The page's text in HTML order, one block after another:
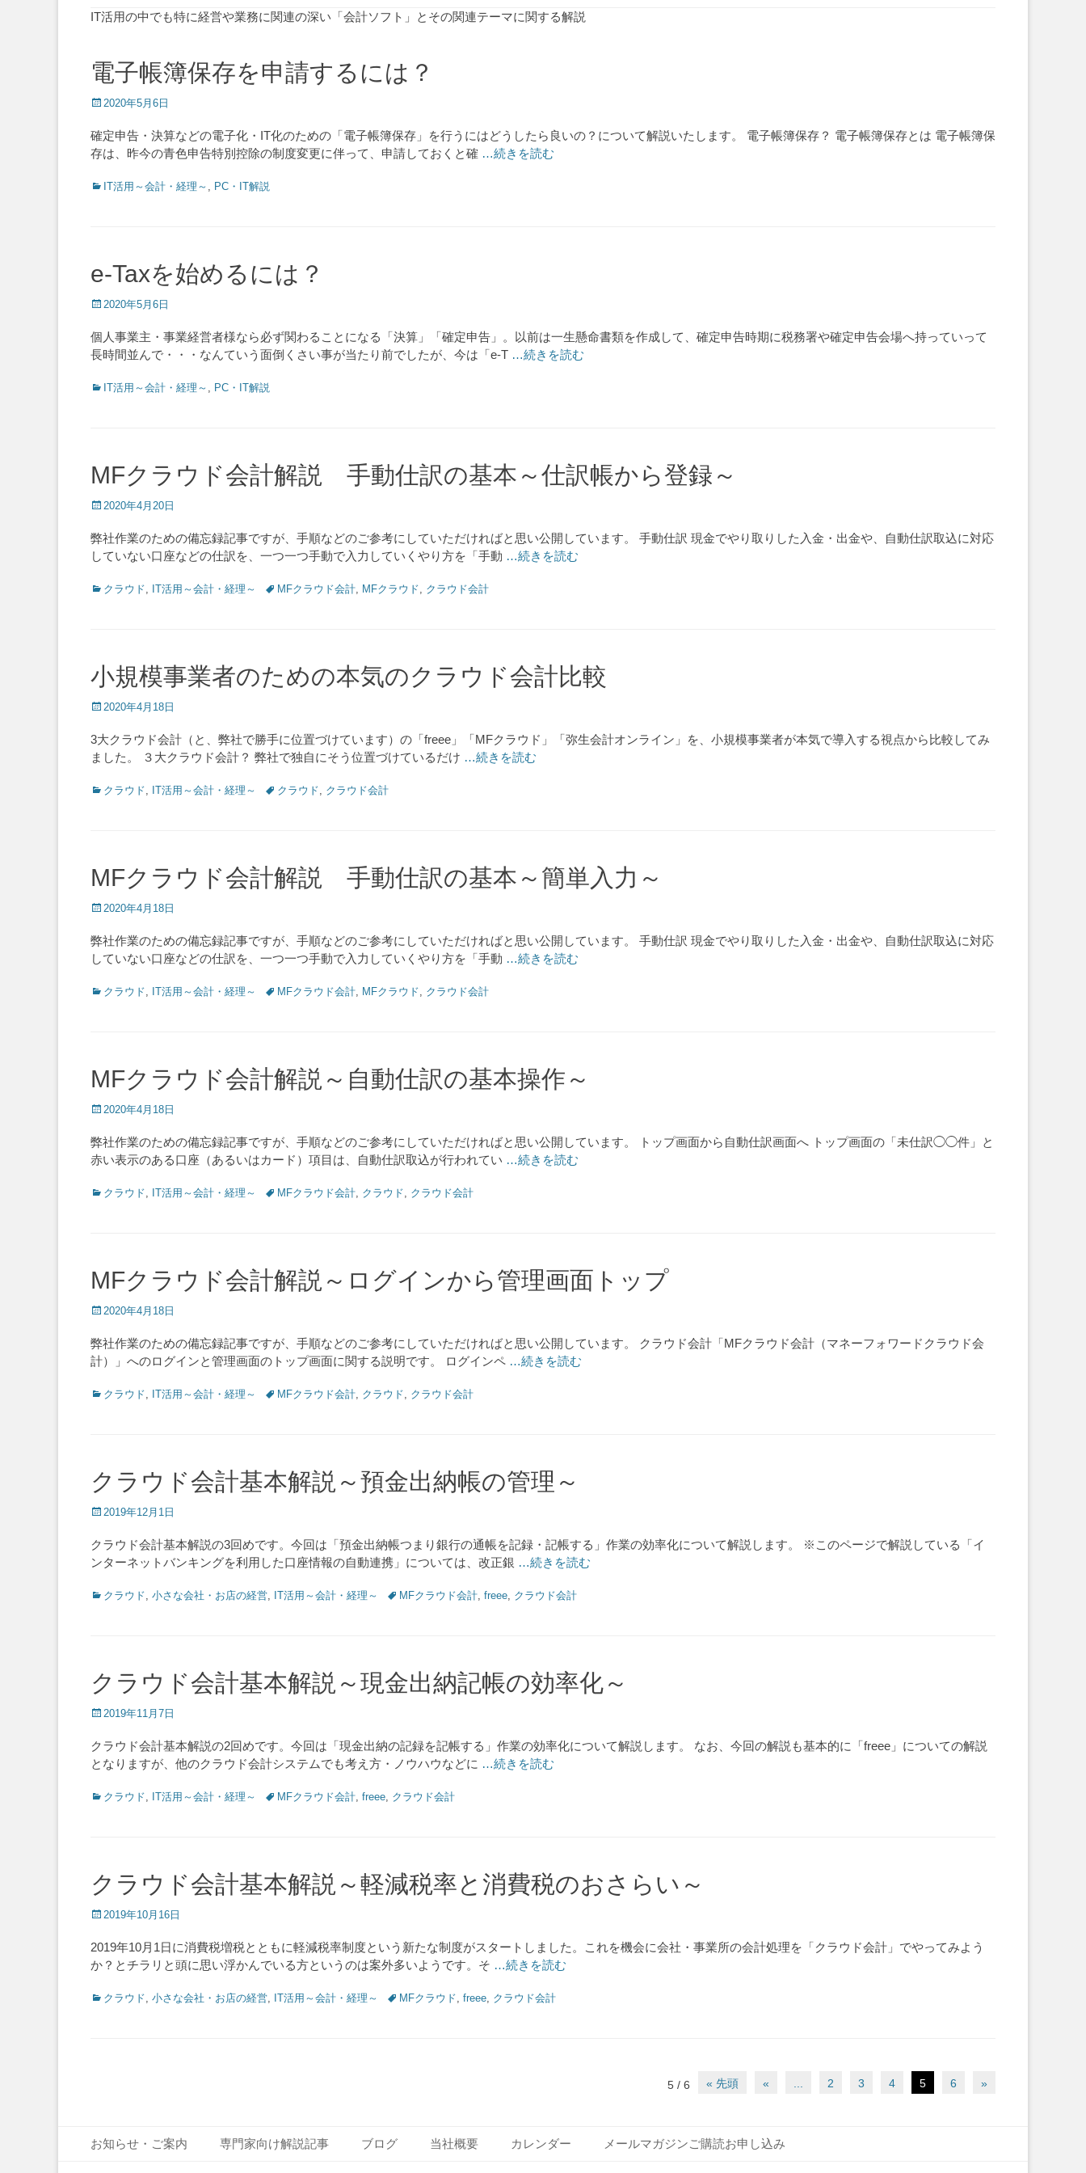
IT活用の中でも特に経営や業務に関連の深い「会計ソフト」とその関連テーマに関する解説
電子帳簿保存を申請するには？
Posted
2020年5月6日
確定申告・決算などの電子化・IT化のための「電子帳簿保存」を行うにはどうしたら良いの？について解説いたします。 電子帳簿保存？ 電子帳簿保存とは 電子帳簿保
存は、昨今の青色申告特別控除の制度変更に伴って、申請しておくと確 …続きを読む
Categories
IT活用～会計・経理～ , PC・IT解説
e-Taxを始めるには？
Posted
2020年5月6日
個人事業主・事業経営者様なら必ず関わることになる「決算」「確定申告」。以前は一生懸命書類を作成して、確定申告時期に税務署や確定申告会場へ持っていって
長時間並んで・・・なんていう面倒くさい事が当たり前でしたが、今は「e-T …続きを読む
Categories
IT活用～会計・経理～ , PC・IT解説
MFクラウド会計解説 手動仕訳の基本～仕訳帳から登録～
Posted
2020年4月20日
弊社作業のための備忘録記事ですが、手順などのご参考にしていただければと思い公開しています。 手動仕訳 現金でやり取りした入金・出金や、自動仕訳取込に対応
していない口座などの仕訳を、一つ一つ手動で入力していくやり方を「手動 …続きを読む
Categories
クラウド, IT活用～会計・経理～ TagsMFクラウド会計, MFクラウド, クラウド会計
小規模事業者のための本気のクラウド会計比較
Posted
2020年4月18日
3大クラウド会計（と、弊社で勝手に位置づけています）の「freee」「MFクラウド」「弥生会計オンライン」を、小規模事業者が本気で導入する視点から比較してみ
ました。 ３大クラウド会計？ 弊社で独自にそう位置づけているだけ …続きを読む
Categories
クラウド, IT活用～会計・経理～ Tagsクラウド, クラウド会計
MFクラウド会計解説 手動仕訳の基本～簡単入力～
Posted
2020年4月18日
弊社作業のための備忘録記事ですが、手順などのご参考にしていただければと思い公開しています。 手動仕訳 現金でやり取りした入金・出金や、自動仕訳取込に対応
していない口座などの仕訳を、一つ一つ手動で入力していくやり方を「手動 …続きを読む
Categories
クラウド, IT活用～会計・経理～ TagsMFクラウド会計, MFクラウド, クラウド会計
MFクラウド会計解説～自動仕訳の基本操作～
Posted
2020年4月18日
弊社作業のための備忘録記事ですが、手順などのご参考にしていただければと思い公開しています。 トップ画面から自動仕訳画面へ トップ画面の「未仕訳◯◯件」と
赤い表示のある口座（あるいはカード）項目は、自動仕訳取込が行われてい …続きを読む
Categories
クラウド, IT活用～会計・経理～ TagsMFクラウド会計, クラウド, クラウド会計
MFクラウド会計解説～ログインから管理画面トップ
Posted
2020年4月18日
弊社作業のための備忘録記事ですが、手順などのご参考にしていただければと思い公開しています。 クラウド会計「MFクラウド会計（マネーフォワードクラウド会
計）」へのログインと管理画面のトップ画面に関する説明です。 ログインペ …続きを読む
Categories
クラウド, IT活用～会計・経理～ TagsMFクラウド会計, クラウド, クラウド会計
クラウド会計基本解説～預金出納帳の管理～
Posted
2019年12月1日
クラウド会計基本解説の3回めです。今回は「預金出納帳つまり銀行の通帳を記録・記帳する」作業の効率化について解説します。 ※このページで解説している「イ
ンターネットバンキングを利用した口座情報の自動連携」については、改正銀 …続きを読む
Categories
クラウド, 小さな会社・お店の経営, IT活用～会計・経理～ TagsMFクラウド会計, freee, クラウド会計
クラウド会計基本解説～現金出納記帳の効率化～
Posted
2019年11月7日
クラウド会計基本解説の2回めです。今回は「現金出納の記録を記帳する」作業の効率化について解説します。 なお、今回の解説も基本的に「freee」についての解説
となりますが、他のクラウド会計システムでも考え方・ノウハウなどに …続きを読む
Categories
クラウド, IT活用～会計・経理～ TagsMFクラウド会計, freee, クラウド会計
クラウド会計基本解説～軽減税率と消費税のおさらい～
Posted
2019年10月16日
2019年10月1日に消費税増税とともに軽減税率制度という新たな制度がスタートしました。これを機会に会社・事業所の会計処理を「クラウド会計」でやってみよう
か？とチラリと頭に思い浮かんでいる方というのは案外多いようです。そ …続きを読む
Categories
クラウド, 小さな会社・お店の経営, IT活用～会計・経理～ TagsMFクラウド, freee, クラウド会計
5 / 6 « 先頭 « 2 3 4 5 6 »
Footer Menu
お知らせ・ご案内 専門家向け解説記事 ブログ 当社概要 カレンダー メールマガジンご購読お申し込み